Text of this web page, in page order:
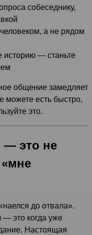
собеседнику,
а не рядом
историю — станьте
общение замедляет
можете есть быстро,
это.
— это не
до отвала».
— это когда уже
Настоящая